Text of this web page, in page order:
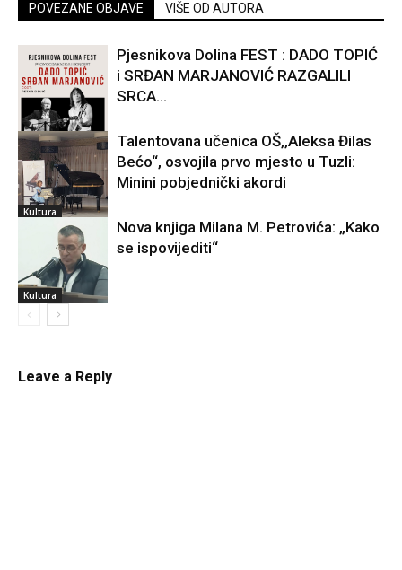
POVEZANE OBJAVE VIŠE OD AUTORA
Kultura
Pjesnikova Dolina FEST : DADO TOPIĆ
i SRĐAN MARJANOVIĆ RAZGALILI
SRCA...
Kultura
Talentovana učenica OŠ,,Aleksa Đilas
Bećo“, osvojila prvo mjesto u Tuzli:
Minini pobjednički akordi
Kultura
Nova knjiga Milana M. Petrovića: „Kako
se ispovijediti“
Leave a Reply